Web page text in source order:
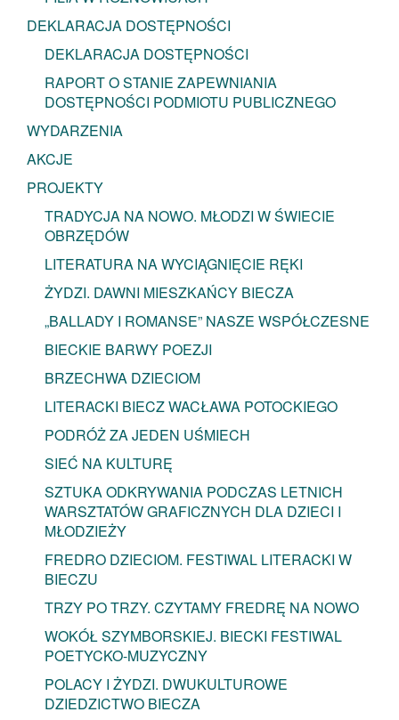
DEKLARACJA DOSTĘPNOŚCI
DEKLARACJA DOSTĘPNOŚCI
RAPORT O STANIE ZAPEWNIANIA
DOSTĘPNOŚCI PODMIOTU PUBLICZNEGO
WYDARZENIA
AKCJE
PROJEKTY
TRADYCJA NA NOWO. MŁODZI W ŚWIECIE
OBRZĘDÓW
LITERATURA NA WYCIĄGNIĘCIE RĘKI
ŻYDZI. DAWNI MIESZKAŃCY BIECZA
„BALLADY I ROMANSE” NASZE WSPÓŁCZESNE
BIECKIE BARWY POEZJI
BRZECHWA DZIECIOM
LITERACKI BIECZ WACŁAWA POTOCKIEGO
PODRÓŻ ZA JEDEN UŚMIECH
SIEĆ NA KULTURĘ
SZTUKA ODKRYWANIA PODCZAS LETNICH
WARSZTATÓW GRAFICZNYCH DLA DZIECI I
MŁODZIEŻY
FREDRO DZIECIOM. FESTIWAL LITERACKI W
BIECZU
TRZY PO TRZY. CZYTAMY FREDRĘ NA NOWO
WOKÓŁ SZYMBORSKIEJ. BIECKI FESTIWAL
POETYCKO-MUZYCZNY
POLACY I ŻYDZI. DWUKULTUROWE
DZIEDZICTWO BIECZA